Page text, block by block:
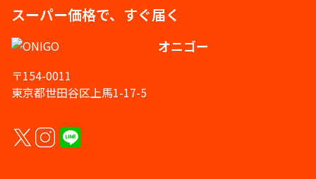
スーパー価格で、すぐ届く
オニゴー
〒154-0011
東京都世田谷区上馬1-17-5